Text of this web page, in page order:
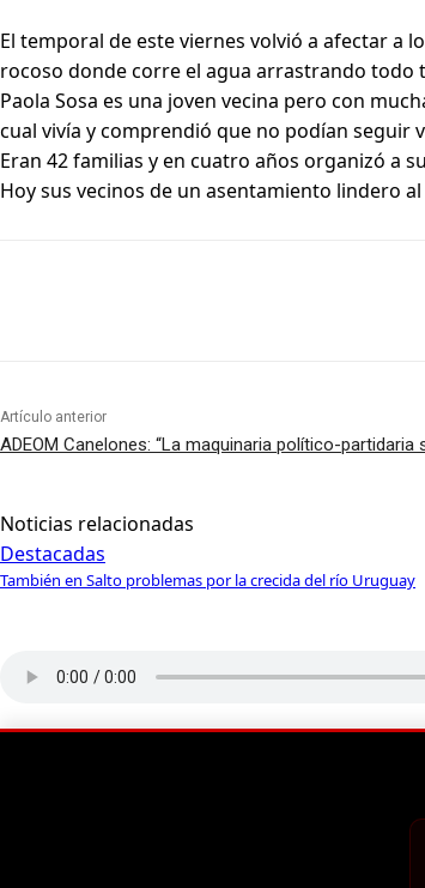
El temporal de este viernes volvió a afectar a
rocoso donde corre el agua arrastrando todo
Paola Sosa es una joven vecina pero con
cual vivía y comprendió que no podían seguir
Eran 42 familias y en cuatro años organizó a
Hoy sus vecinos de un asentamiento lindero
Artículo anterior
ADEOM Canelones: “La maquinaria político-partidaria
Noticias relacionadas
Destacadas
También en Salto problemas por la crecida del río Uruguay